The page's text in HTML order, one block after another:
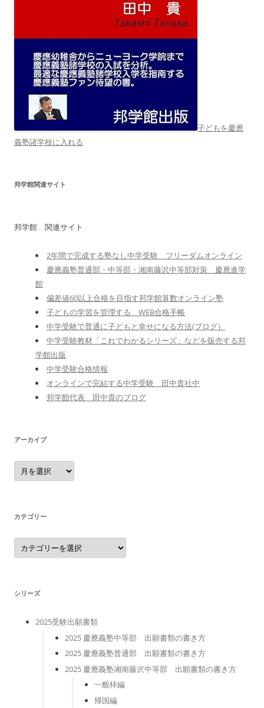
子どもを慶應
義塾諸学校に入れる
邦学館関連サイト
邦学館 関連サイト
2年間で完成する塾なし中学受験 フリーダムオンライン
慶應義塾普通部・中等部・湘南藤沢中等部対策 慶應進学
館
偏差値60以上合格を目指す邦学館算数オンライン塾
子どもの学習を管理する WEB合格手帳
中学受験で普通に子どもと幸せになる方法(ブログ）
中学受験教材「これでわかるシリーズ」などを販売する邦
学館出版
中学受験合格情報
オンラインで完結する中学受験 田中貴社中
邦学館代表 田中貴のブログ
アーカイブ
ア
ー
カ
カテゴリー
カ
テ
ゴ
シリーズ
2025受験出願書類
2025 慶應義塾中等部 出願書類の書き方
2025 慶應義塾普通部 出願書類の書き方
2025 慶應義塾湘南藤沢中等部 出願書類の書き方
一般枠編
帰国編